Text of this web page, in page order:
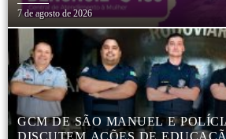
MULHERES EM BOTUCATU
7 de agosto de 2026
GCM DE SÃO MANUEL E
DISCUTEM AÇÕES DE